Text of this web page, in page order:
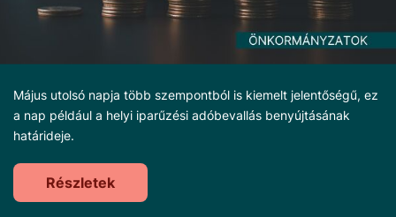
Május utolsó napja több szempontból is kiemelt jelentőségű, ez
a nap például a helyi iparűzési adóbevallás benyújtásának
határideje.
Részletek